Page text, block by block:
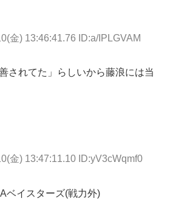
金) 13:46:41.76 ID:a/IPLGVAM
されてた」らしいから藤浪には当
金) 13:47:11.10 ID:yV3cWqmf0
ベイスターズ(戦力外)